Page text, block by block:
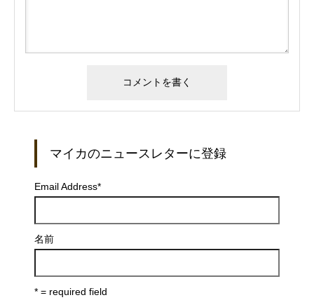
マイカのニュースレターに登録
Email Address*
名前
* = required field